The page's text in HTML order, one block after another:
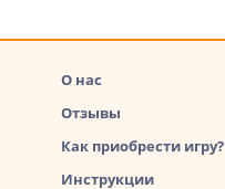
О нас
Отзывы
Как приобрести игру?
Инструкции